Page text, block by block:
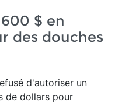
$ en
des douches
d'autoriser un
de dollars pour